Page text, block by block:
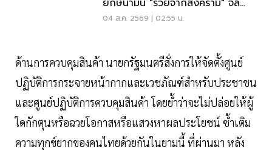
ราคาด่วน
04 ส.ค. 2569 | 02:55 น.
ด้านการควบคุมสินค้า นายกรัฐมนตรีสั่งการให้จัดตั้งศูนย์
ปฏิบัติการกระจายหน้ากากและเวชภัณฑ์สำหรับประชาชน
และศูนย์ปฏิบัติการควบคุมสินค้า โดยย้ำว่าจะไม่ปล่อยให้ผู้
ใดกักตุนหรือฉวยโอกาสหรือแสวงหาผลประโยชน์ ซ้ำเติม
ความทุกข์ยากของคนไทยด้วยกันในยามนี้ ที่ผ่านมา หลัง